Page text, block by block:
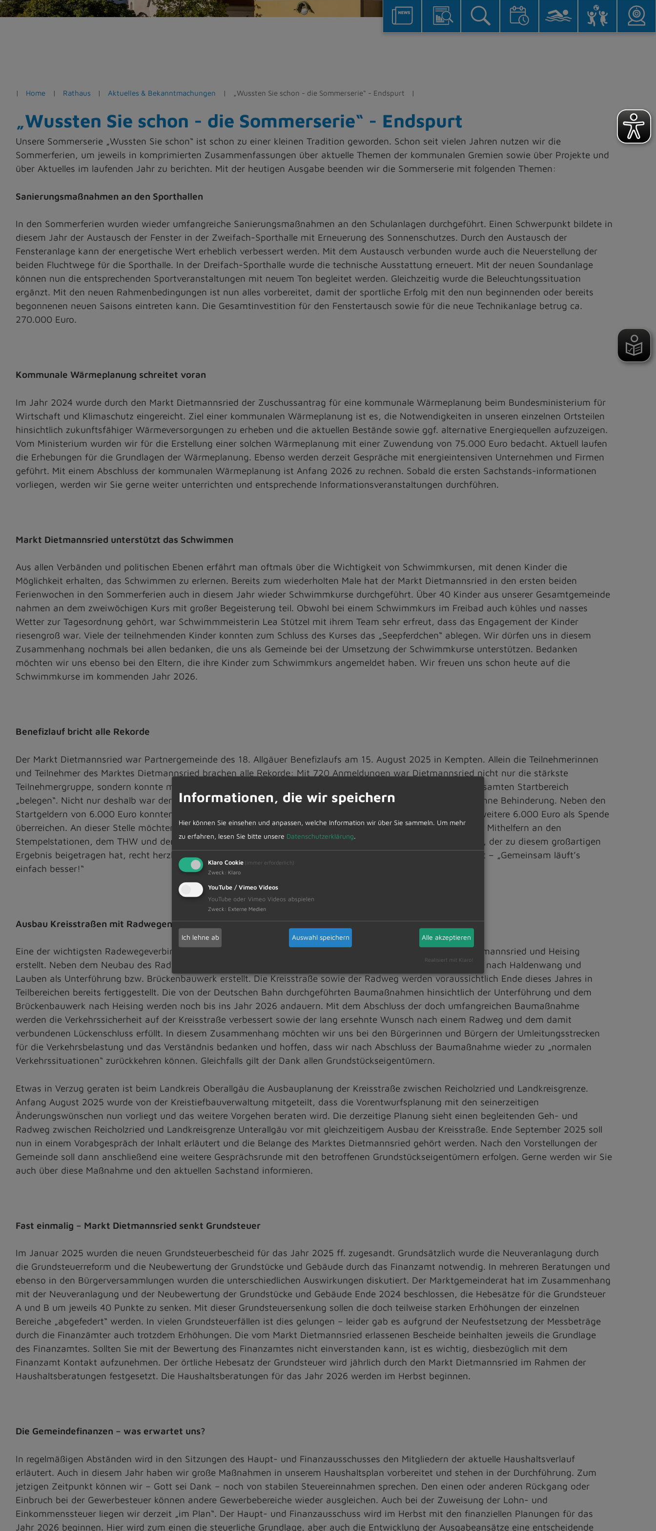
e
n
Home Rathaus Aktuelles & Bekanntmachungen „Wussten Sie schon - die Sommerserie“ - Endspurt
„Wussten Sie schon - die Sommerserie“ - Endspurt
Unsere Sommerserie „Wussten Sie schon“ ist schon zu einer kleinen Tradition geworden. Schon seit vielen Jahren nutzen wir die
Sommerferien, um jeweils in komprimierten Zusammenfassungen über aktuelle Themen der kommunalen Gremien sowie über Projekte und
über Aktuelles im laufenden Jahr zu berichten. Mit der heutigen Ausgabe beenden wir die Sommerserie mit folgenden Themen:
Sanierungsmaßnahmen an den Sporthallen
In den Sommerferien wurden wieder umfangreiche Sanierungsmaßnahmen an den Schulanlagen durchgeführt. Einen Schwerpunkt bildete in
diesem Jahr der Austausch der Fenster in der Zweifach-Sporthalle mit Erneuerung des Sonnenschutzes. Durch den Austausch der
Fensteranlage kann der energetische Wert erheblich verbessert werden. Mit dem Austausch verbunden wurde auch die Neuerstellung der
beiden Fluchtwege für die Sporthalle. In der Dreifach-Sporthalle wurde die technische Ausstattung erneuert. Mit der neuen Soundanlage
können nun die entsprechenden Sportveranstaltungen mit neuem Ton begleitet werden. Gleichzeitig wurde die Beleuchtungssituation
ergänzt. Mit den neuen Rahmenbedingungen ist nun alles vorbereitet, damit der sportliche Erfolg mit den nun beginnenden oder bereits
begonnenen neuen Saisons eintreten kann. Die Gesamtinvestition für den Fenstertausch sowie für die neue Technikanlage betrug ca.
270.000 Euro.
Kommunale Wärmeplanung schreitet voran
Im Jahr 2024 wurde durch den Markt Dietmannsried der Zuschussantrag für eine kommunale Wärmeplanung beim Bundesministerium für
Wirtschaft und Klimaschutz eingereicht. Ziel einer kommunalen Wärmeplanung ist es, die Notwendigkeiten in unseren einzelnen Ortsteilen
hinsichtlich zukunftsfähiger Wärmeversorgungen zu erheben und die aktuellen Bestände sowie ggf. alternative Energiequellen aufzuzeigen.
Vom Ministerium wurden wir für die Erstellung einer solchen Wärmeplanung mit einer Zuwendung von 75.000 Euro bedacht. Aktuell laufen
die Erhebungen für die Grundlagen der Wärmeplanung. Ebenso werden derzeit Gespräche mit energieintensiven Unternehmen und Firmen
geführt. Mit einem Abschluss der kommunalen Wärmeplanung ist Anfang 2026 zu rechnen. Sobald die ersten Sachstands-informationen
vorliegen, werden wir Sie gerne weiter unterrichten und entsprechende Informationsveranstaltungen durchführen.
Markt Dietmannsried unterstützt das Schwimmen
Aus allen Verbänden und politischen Ebenen erfährt man oftmals über die Wichtigkeit von Schwimmkursen, mit denen Kinder die
Möglichkeit erhalten, das Schwimmen zu erlernen. Bereits zum wiederholten Male hat der Markt Dietmannsried in den ersten beiden
Ferienwochen in den Sommerferien auch in diesem Jahr wieder Schwimmkurse durchgeführt. Über 40 Kinder aus unserer Gesamtgemeinde
nahmen an dem zweiwöchigen Kurs mit großer Begeisterung teil. Obwohl bei einem Schwimmkurs im Freibad auch kühles und nasses
Wetter zur Tagesordnung gehört, war Schwimmmeisterin Lea Stützel mit ihrem Team sehr erfreut, dass das Engagement der Kinder
riesengroß war. Viele der teilnehmenden Kinder konnten zum Schluss des Kurses das „Seepferdchen“ ablegen. Wir dürfen uns in diesem
Zusammenhang nochmals bei allen bedanken, die uns als Gemeinde bei der Umsetzung der Schwimmkurse unterstützen. Bedanken
möchten wir uns ebenso bei den Eltern, die ihre Kinder zum Schwimmkurs angemeldet haben. Wir freuen uns schon heute auf die
Schwimmkurse im kommenden Jahr 2026.
Benefizlauf bricht alle Rekorde
Der Markt Dietmannsried war Partnergemeinde des 18. Allgäuer Benefizlaufs am 15. August 2025 in Kempten. Allein die Teilnehmerinnen
und Teilnehmer des Marktes Dietmannsried brachen alle Rekorde: Mit 720 Anmeldungen war Dietmannsried nicht nur die stärkste
Teilnehmergruppe, sondern konnte mit den einheitlichen T-Shirts und der Beteiligung der Musikkapelle den gesamten Startbereich
„belegen“. Nicht nur deshalb war der 18. Benefizlauf wieder eine große Solidaraktion von Menschen mit und ohne Behinderung. Neben den
Startgeldern von 6.000 Euro konnten wir durch das Sponsoring unserer Firmen und dem TSV Dietmannsried weitere 6.000 Euro als Spende
überreichen. An dieser Stelle möchten wir nochmals bei allen Läuferinnen und Läufern, den Organisatoren und Mithelfern an den
Stempelstationen, dem THW und den Rettungskräften, der Musikkapelle, den Sponsoren und jedem Einzelnen, der zu diesem großartigen
Ergebnis beigetragen hat, recht herzlich danken. Alle haben sich für einen guten Zweck kräftig ins Zeug gelegt – „Gemeinsam läuft’s
einfach besser!“
Ausbau Kreisstraßen mit Radwegen – OA 19 und OA 21
Eine der wichtigsten Radewegeverbindung im Oberallgäu wird derzeit an der Kreisstraße OA 19 zwischen Dietmannsried und Heising
erstellt. Neben dem Neubau des Radweges wird auch die Kreisstraße erneuert und die beiden Bahnübergänge nach Haldenwang und
Lauben als Unterführung bzw. Brückenbauwerk erstellt. Die Kreisstraße sowie der Radweg werden voraussichtlich Ende dieses Jahres in
Teilbereichen bereits fertiggestellt. Die von der Deutschen Bahn durchgeführten Baumaßnahmen hinsichtlich der Unterführung und dem
Brückenbauwerk nach Heising werden noch bis ins Jahr 2026 andauern. Mit dem Abschluss der doch umfangreichen Baumaßnahme
werden die Verkehrssicherheit auf der Kreisstraße verbessert sowie der lang ersehnte Wunsch nach einem Radweg und dem damit
verbundenen Lückenschluss erfüllt. In diesem Zusammenhang möchten wir uns bei den Bürgerinnen und Bürgern der Umleitungsstrecken
für die Verkehrsbelastung und das Verständnis bedanken und hoffen, dass wir nach Abschluss der Baumaßnahme wieder zu „normalen
Verkehrssituationen“ zurückkehren können. Gleichfalls gilt der Dank allen Grundstückseigentümern.
Etwas in Verzug geraten ist beim Landkreis Oberallgäu die Ausbauplanung der Kreisstraße zwischen Reicholzried und Landkreisgrenze.
Anfang August 2025 wurde von der Kreistiefbauverwaltung mitgeteilt, dass die Vorentwurfsplanung mit den seinerzeitigen
Änderungswünschen nun vorliegt und das weitere Vorgehen beraten wird. Die derzeitige Planung sieht einen begleitenden Geh- und
Radweg zwischen Reicholzried und Landkreisgrenze Unterallgäu vor mit gleichzeitigem Ausbau der Kreisstraße. Ende September 2025 soll
nun in einem Vorabgespräch der Inhalt erläutert und die Belange des Marktes Dietmannsried gehört werden. Nach den Vorstellungen der
Gemeinde soll dann anschließend eine weitere Gesprächsrunde mit den betroffenen Grundstückseigentümern erfolgen. Gerne werden wir Sie
auch über diese Maßnahme und den aktuellen Sachstand informieren.
Fast einmalig – Markt Dietmannsried senkt Grundsteuer
Im Januar 2025 wurden die neuen Grundsteuerbescheid für das Jahr 2025 ff. zugesandt. Grundsätzlich wurde die Neuveranlagung durch
die Grundsteuerreform und die Neubewertung der Grundstücke und Gebäude durch das Finanzamt notwendig. In mehreren Beratungen und
ebenso in den Bürgerversammlungen wurden die unterschiedlichen Auswirkungen diskutiert. Der Marktgemeinderat hat im Zusammenhang
mit der Neuveranlagung und der Neubewertung der Grundstücke und Gebäude Ende 2024 beschlossen, die Hebesätze für die Grundsteuer
A und B um jeweils 40 Punkte zu senken. Mit dieser Grundsteuersenkung sollen die doch teilweise starken Erhöhungen der einzelnen
Bereiche „abgefedert“ werden. In vielen Grundsteuerfällen ist dies gelungen – leider gab es aufgrund der Neufestsetzung der Messbeträge
durch die Finanzämter auch trotzdem Erhöhungen. Die vom Markt Dietmannsried erlassenen Bescheide beinhalten jeweils die Grundlage
des Finanzamtes. Sollten Sie mit der Bewertung des Finanzamtes nicht einverstanden kann, ist es wichtig, diesbezüglich mit dem
Finanzamt Kontakt aufzunehmen. Der örtliche Hebesatz der Grundsteuer wird jährlich durch den Markt Dietmannsried im Rahmen der
Haushaltsberatungen festgesetzt. Die Haushaltsberatungen für das Jahr 2026 werden im Herbst beginnen.
Die Gemeindefinanzen – was erwartet uns?
In regelmäßigen Abständen wird in den Sitzungen des Haupt- und Finanzausschusses den Mitgliedern der aktuelle Haushaltsverlauf
erläutert. Auch in diesem Jahr haben wir große Maßnahmen in unserem Haushaltsplan vorbereitet und stehen in der Durchführung. Zum
jetzigen Zeitpunkt können wir – Gott sei Dank – noch von stabilen Steuereinnahmen sprechen. Den einen oder anderen Rückgang oder
Einbruch bei der Gewerbesteuer können andere Gewerbebereiche wieder ausgleichen. Auch bei der Zuweisung der Lohn- und
Einkommenssteuer liegen wir derzeit „im Plan“. Der Haupt- und Finanzausschuss wird im Herbst mit den finanziellen Planungen für das
Jahr 2026 beginnen. Hier wird zum einen die steuerliche Grundlage, aber auch die Entwicklung der Ausgabeansätze eine entscheidende
Informationen, die wir speichern
Hier können Sie einsehen und anpassen, welche Information wir über Sie sammeln. Um mehr
zu erfahren, lesen Sie bitte unsere Datenschutzerklärung.
Klaro Cookie (immer erforderlich)
Zweck : Klaro
YouTube / Vimeo Videos
YouTube oder Vimeo Videos abspielen
Zweck : Externe Medien
Ich lehne ab Auswahl speichern Alle akzeptieren
Realisiert mit Klaro!